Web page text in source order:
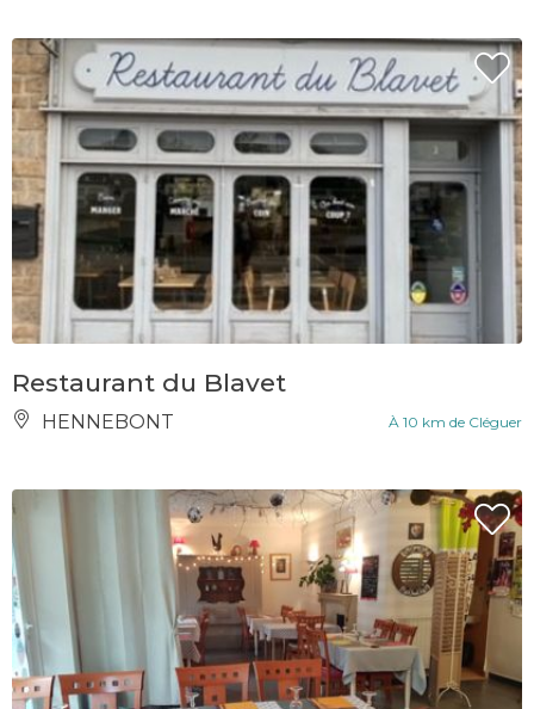
Restaurant du Blavet
HENNEBONT À 10 km de Cléguer